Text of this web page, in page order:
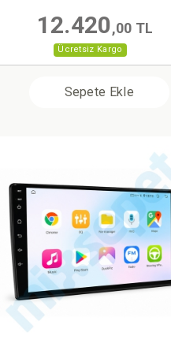
Ücretsiz Kargo
12.420,00 TL
Sepete Ekle